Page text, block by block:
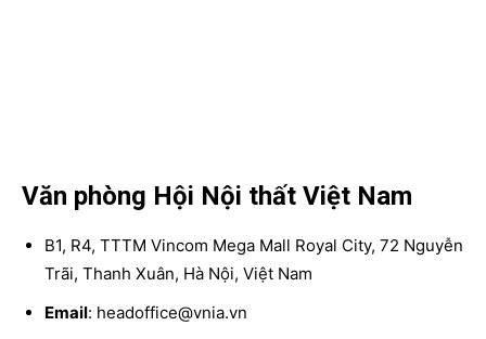
Văn phòng Hội Nội thất Việt Nam
B1, R4, TTTM Vincom Mega Mall Royal City, 72 Nguyễn
Trãi, Thanh Xuân, Hà Nội, Việt Nam
Email: headoffice@vnia.vn